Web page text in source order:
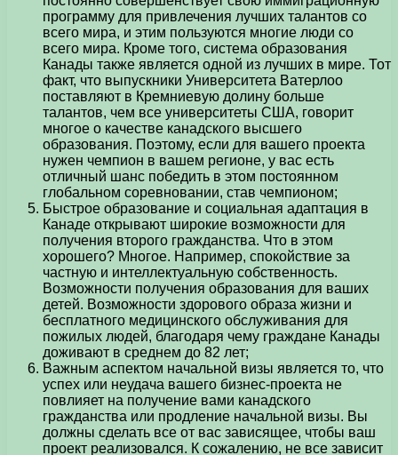
программу для привлечения лучших талантов со
всего мира, и этим пользуются многие люди со
всего мира. Кроме того, система образования
Канады также является одной из лучших в мире. Тот
факт, что выпускники Университета Ватерлоо
поставляют в Кремниевую долину больше
талантов, чем все университеты США, говорит
многое о качестве канадского высшего
образования. Поэтому, если для вашего проекта
нужен чемпион в вашем регионе, у вас есть
отличный шанс победить в этом постоянном
глобальном соревновании, став чемпионом;
Быстрое образование и социальная адаптация в
Канаде открывают широкие возможности для
получения второго гражданства. Что в этом
хорошего? Многое. Например, спокойствие за
частную и интеллектуальную собственность.
Возможности получения образования для ваших
детей. Возможности здорового образа жизни и
бесплатного медицинского обслуживания для
пожилых людей, благодаря чему граждане Канады
доживают в среднем до 82 лет;
Важным аспектом начальной визы является то, что
успех или неудача вашего бизнес-проекта не
повлияет на получение вами канадского
гражданства или продление начальной визы. Вы
должны сделать все от вас зависящее, чтобы ваш
проект реализовался. К сожалению, не все зависит